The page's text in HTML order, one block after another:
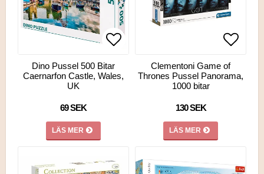
Lägg till i favoritlistan
Dino Pussel 500 Bitar
Caernarfon Castle, Wales,
UK
69 SEK
LÄS MER
Lägg
Lägg
Clementoni Game of
Thrones Pussel Panorama,
1000 bitar
130 SEK
LÄS MER